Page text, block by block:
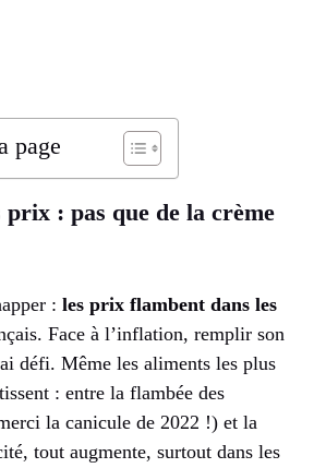
page
prix : pas que de la crème
: les prix flambent dans les
Face à l’inflation, remplir son
défi. Même les aliments les plus
: entre la flambée des
la canicule de 2022 !) et la
tout augmente, surtout dans les